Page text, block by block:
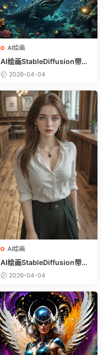
AI绘画
AI绘画StableDiffusion带信
息样图（civitai.com网站精
2026-04-04
AI绘画
AI绘画StableDiffusion带信
息样图（civitai.com网站精
2026-04-04